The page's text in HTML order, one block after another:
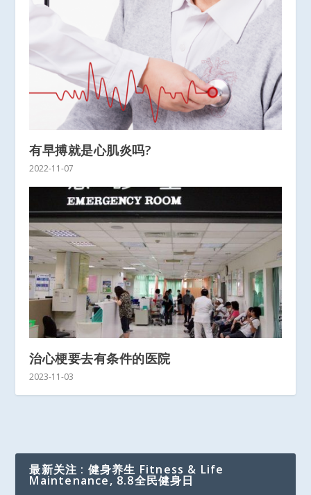
有早搏就是心肌炎吗?
2022-11-07
治心梗要去有条件的医院
2023-11-03
最新关注 : 健身养生 Fitness & Life
Maintenance, 8.8全民健身日